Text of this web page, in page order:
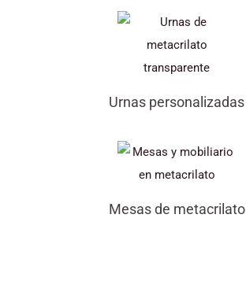
Urnas personalizadas
Mesas de metacrilato